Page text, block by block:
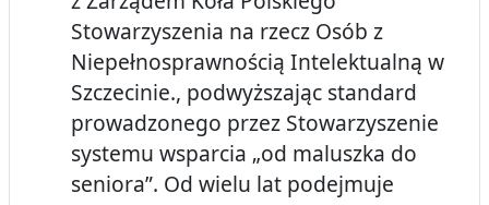
Stowarzyszenia na rzecz Osób z
Niepełnosprawnością Intelektualną w
Szczecinie., podwyższając standard
prowadzonego przez Stowarzyszenie
systemu wsparcia „od maluszka do
seniora”. Od wielu lat podejmuje